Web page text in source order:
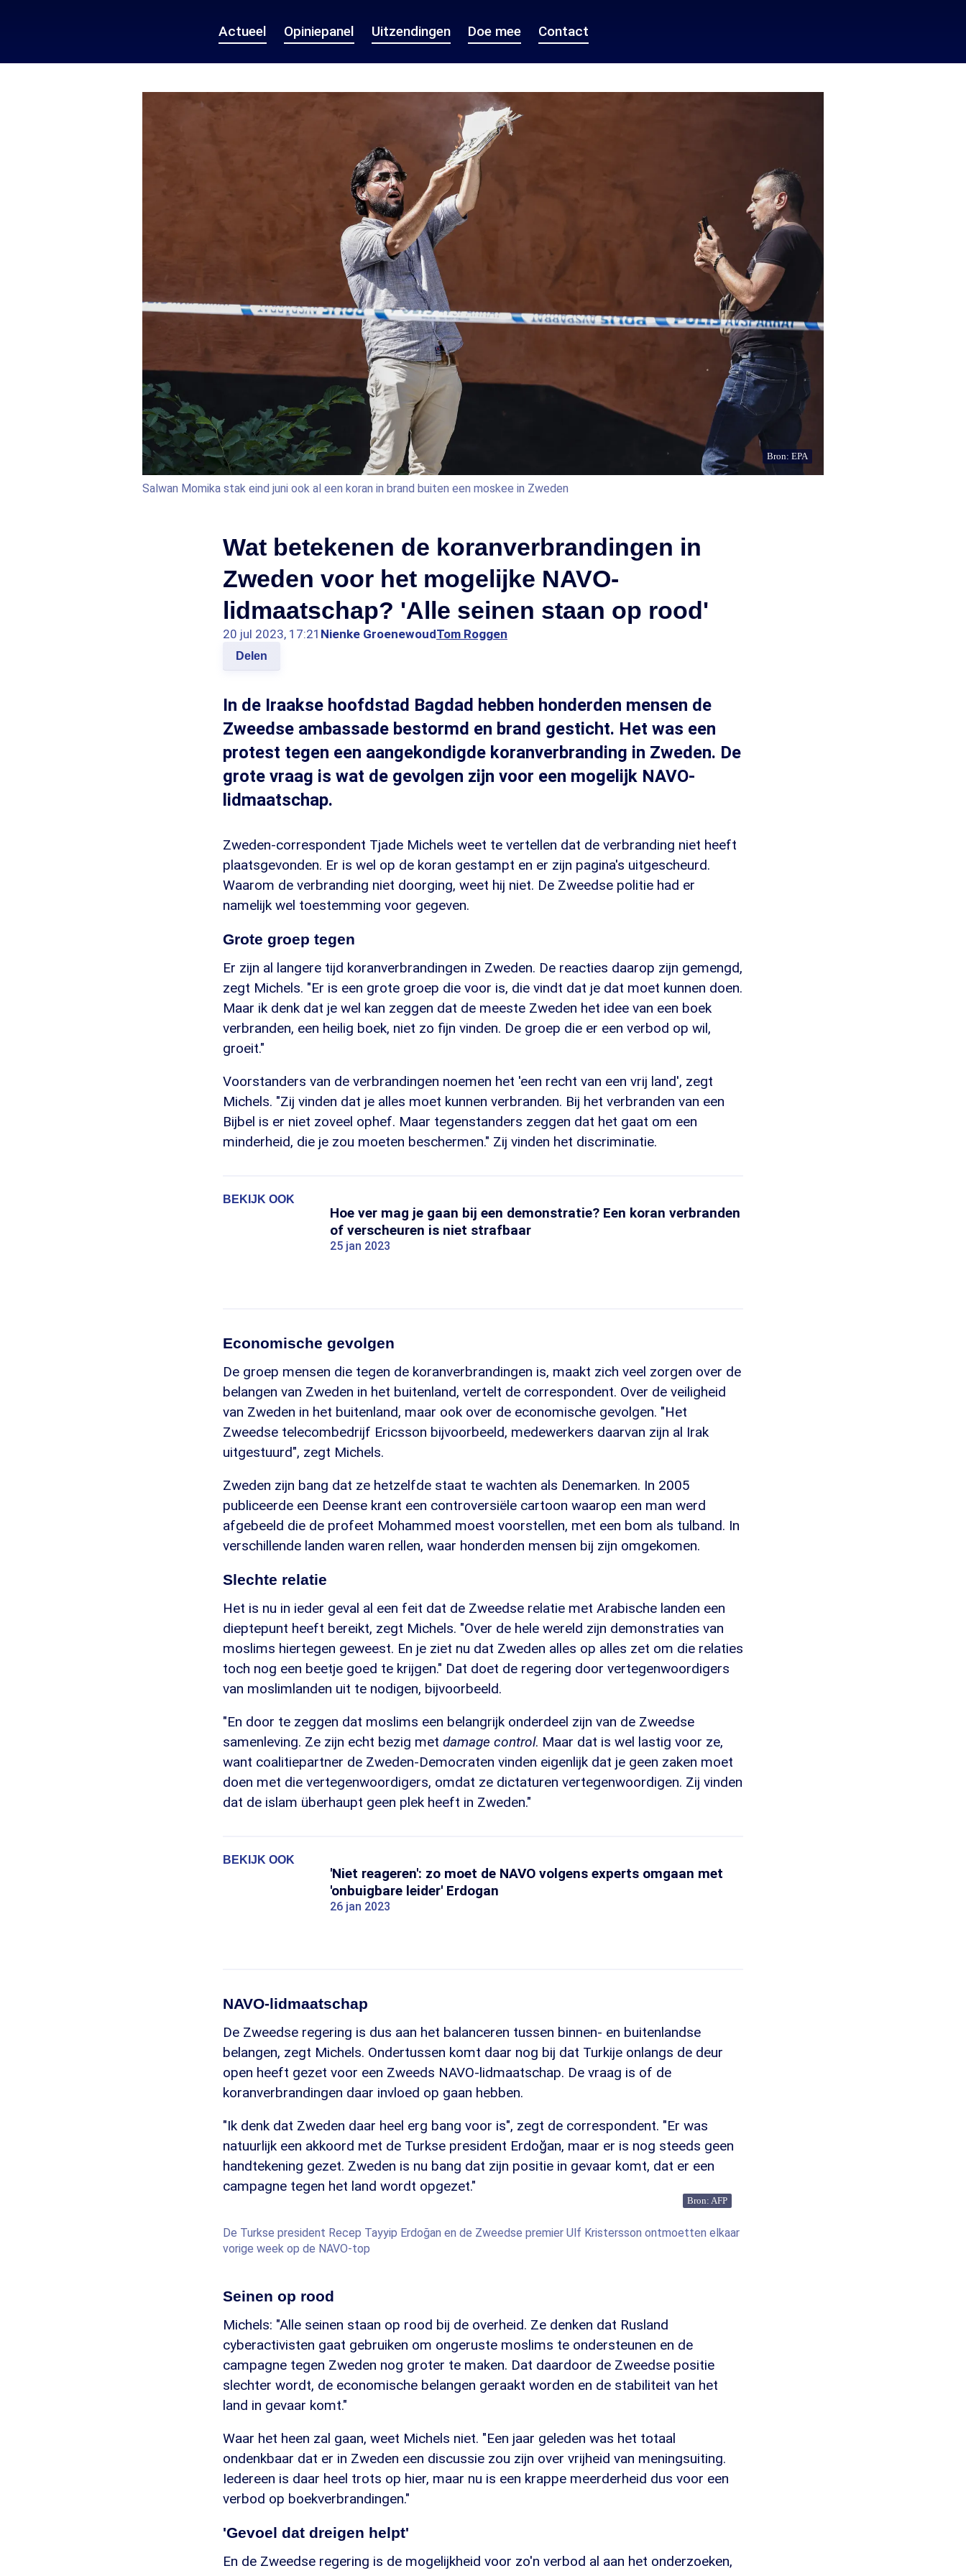
Actueel Opiniepanel Uitzendingen Doe mee Contact
Bron: EPA
Salwan Momika stak eind juni ook al een koran in brand buiten een moskee in Zweden
Wat betekenen de koranverbrandingen in
Zweden voor het mogelijke NAVO-
lidmaatschap? 'Alle seinen staan op rood'
20 jul 2023, 17:21 Nienke GroenewoudTom Roggen
Delen
In de Iraakse hoofdstad Bagdad hebben honderden mensen de
Zweedse ambassade bestormd en brand gesticht. Het was een
protest tegen een aangekondigde koranverbranding in Zweden. De
grote vraag is wat de gevolgen zijn voor een mogelijk NAVO-
lidmaatschap.
Zweden-correspondent Tjade Michels weet te vertellen dat de verbranding niet heeft
plaatsgevonden. Er is wel op de koran gestampt en er zijn pagina's uitgescheurd.
Waarom de verbranding niet doorging, weet hij niet. De Zweedse politie had er
namelijk wel toestemming voor gegeven.
Grote groep tegen
Er zijn al langere tijd koranverbrandingen in Zweden. De reacties daarop zijn gemengd,
zegt Michels. "Er is een grote groep die voor is, die vindt dat je dat moet kunnen doen.
Maar ik denk dat je wel kan zeggen dat de meeste Zweden het idee van een boek
verbranden, een heilig boek, niet zo fijn vinden. De groep die er een verbod op wil,
groeit."
Voorstanders van de verbrandingen noemen het 'een recht van een vrij land', zegt
Michels. "Zij vinden dat je alles moet kunnen verbranden. Bij het verbranden van een
Bijbel is er niet zoveel ophef. Maar tegenstanders zeggen dat het gaat om een
minderheid, die je zou moeten beschermen." Zij vinden het discriminatie.
BEKIJK OOK
Hoe ver mag je gaan bij een demonstratie? Een koran verbranden
of verscheuren is niet strafbaar
25 jan 2023
Economische gevolgen
De groep mensen die tegen de koranverbrandingen is, maakt zich veel zorgen over de
belangen van Zweden in het buitenland, vertelt de correspondent. Over de veiligheid
van Zweden in het buitenland, maar ook over de economische gevolgen. "Het
Zweedse telecombedrijf Ericsson bijvoorbeeld, medewerkers daarvan zijn al Irak
uitgestuurd", zegt Michels.
Zweden zijn bang dat ze hetzelfde staat te wachten als Denemarken. In 2005
publiceerde een Deense krant een controversiële cartoon waarop een man werd
afgebeeld die de profeet Mohammed moest voorstellen, met een bom als tulband. In
verschillende landen waren rellen, waar honderden mensen bij zijn omgekomen.
Slechte relatie
Het is nu in ieder geval al een feit dat de Zweedse relatie met Arabische landen een
dieptepunt heeft bereikt, zegt Michels. "Over de hele wereld zijn demonstraties van
moslims hiertegen geweest. En je ziet nu dat Zweden alles op alles zet om die relaties
toch nog een beetje goed te krijgen." Dat doet de regering door vertegenwoordigers
van moslimlanden uit te nodigen, bijvoorbeeld.
"En door te zeggen dat moslims een belangrijk onderdeel zijn van de Zweedse
samenleving. Ze zijn echt bezig met damage control. Maar dat is wel lastig voor ze,
want coalitiepartner de Zweden-Democraten vinden eigenlijk dat je geen zaken moet
doen met die vertegenwoordigers, omdat ze dictaturen vertegenwoordigen. Zij vinden
dat de islam überhaupt geen plek heeft in Zweden."
BEKIJK OOK
'Niet reageren': zo moet de NAVO volgens experts omgaan met
'onbuigbare leider' Erdogan
26 jan 2023
NAVO-lidmaatschap
De Zweedse regering is dus aan het balanceren tussen binnen- en buitenlandse
belangen, zegt Michels. Ondertussen komt daar nog bij dat Turkije onlangs de deur
open heeft gezet voor een Zweeds NAVO-lidmaatschap. De vraag is of de
koranverbrandingen daar invloed op gaan hebben.
"Ik denk dat Zweden daar heel erg bang voor is", zegt de correspondent. "Er was
natuurlijk een akkoord met de Turkse president Erdoğan, maar er is nog steeds geen
handtekening gezet. Zweden is nu bang dat zijn positie in gevaar komt, dat er een
campagne tegen het land wordt opgezet."
Bron: AFP
De Turkse president Recep Tayyip Erdoğan en de Zweedse premier Ulf Kristersson ontmoetten elkaar
vorige week op de NAVO-top
Seinen op rood
Michels: "Alle seinen staan op rood bij de overheid. Ze denken dat Rusland
cyberactivisten gaat gebruiken om ongeruste moslims te ondersteunen en de
campagne tegen Zweden nog groter te maken. Dat daardoor de Zweedse positie
slechter wordt, de economische belangen geraakt worden en de stabiliteit van het
land in gevaar komt."
Waar het heen zal gaan, weet Michels niet. "Een jaar geleden was het totaal
ondenkbaar dat er in Zweden een discussie zou zijn over vrijheid van meningsuiting.
Iedereen is daar heel trots op hier, maar nu is een krappe meerderheid dus voor een
verbod op boekverbrandingen."
'Gevoel dat dreigen helpt'
En de Zweedse regering is de mogelijkheid voor zo'n verbod al aan het onderzoeken,